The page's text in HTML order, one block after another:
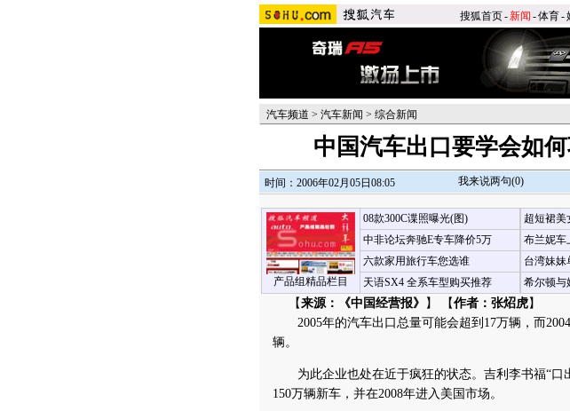
搜狐首页-新闻 -体育-
汽车频道 > 汽车新闻 > 综合新闻
中国汽车出口要学会如
时间：2006年02月05日08:05 我来说两句(0)
产品组精品栏目
08款300C谍照曝光(图)
中非论坛奔驰E专车降价5万
六款家用旅行车您选谁
天语SX4 全系车型购买推荐
超短裙美
布兰妮车
台湾妹妹
希尔顿与
【来源：《中国经营报》 】 【作者：张炤虎】
2005年的汽车出口总量可能会超到17万辆，而
辆。
为此企业也处在近于疯狂的状态。吉利李书福“口
150万辆新车，并在2008年进入美国市场。